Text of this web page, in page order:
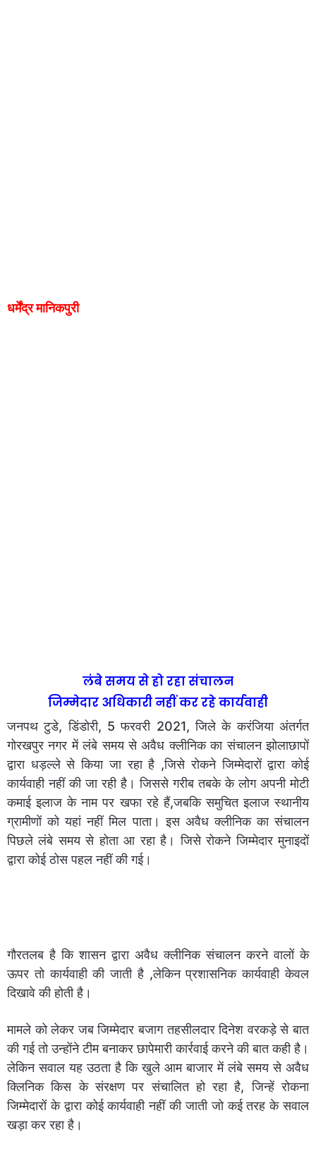
धर्मेंद्र मानिकपुरी
लंबे समय से हो रहा संचालन
जिम्मेदार अधिकारी नहीं कर रहे कार्यवाही
जनपथ टुडे, डिंडोरी, 5 फरवरी 2021, जिले के करंजिया अंतर्गत
गोरखपुर नगर में लंबे समय से अवैध क्लीनिक का संचालन झोलाछापों
द्वारा धड़ल्ले से किया जा रहा है ,जिसे रोकने जिम्मेदारों द्वारा कोई
कार्यवाही नहीं की जा रही है। जिससे गरीब तबके के लोग अपनी मोटी
कमाई इलाज के नाम पर खफा रहे हैं,जबकि समुचित इलाज स्थानीय
ग्रामीणों को यहां नहीं मिल पाता। इस अवैध क्लीनिक का संचालन
पिछले लंबे समय से होता आ रहा है। जिसे रोकने जिम्मेदार मुनाइदों
द्वारा कोई ठोस पहल नहीं की गई।
गौरतलब है कि शासन द्वारा अवैध क्लीनिक संचालन करने वालों के
ऊपर तो कार्यवाही की जाती है ,लेकिन प्रशासनिक कार्यवाही केवल
दिखावे की होती है।
मामले को लेकर जब जिम्मेदार बजाग तहसीलदार दिनेश वरकड़े से बात
की गई तो उन्होंने टीम बनाकर छापेमारी कार्रवाई करने की बात कही है।
लेकिन सवाल यह उठता है कि खुले आम बाजार में लंबे समय से अवैध
क्लिनिक किस के संरक्षण पर संचालित हो रहा है, जिन्हें रोकना
जिम्मेदारों के द्वारा कोई कार्यवाही नहीं की जाती जो कई तरह के सवाल
खड़ा कर रहा है।